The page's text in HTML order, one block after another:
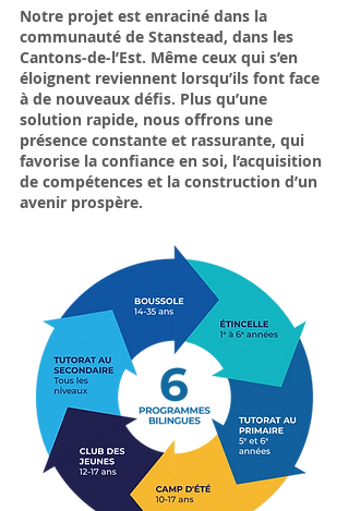
Notre projet est enraciné dans la
communauté de Stanstead, dans les
Cantons-de-l’Est. Même ceux qui s’en
éloignent reviennent lorsqu’ils font face
à de nouveaux défis. Plus qu’une
solution rapide, nous offrons une
présence constante et rassurante, qui
favorise la confiance en soi, l’acquisition
de compétences et la construction d’un
avenir prospère.